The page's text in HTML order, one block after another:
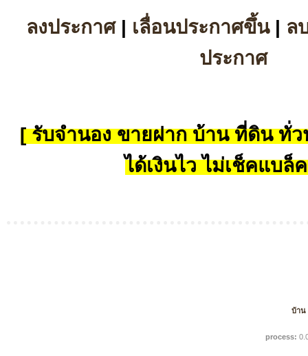
ลงประกาศ| เลื่อนประกาศขึ้น| ล
ประกาศ
[ รับจำนอง ขายฝาก บ้าน ที่ดิน ทั่ว
ได้เงินไว ไม่เช็คแบล็
บ้าน
process: